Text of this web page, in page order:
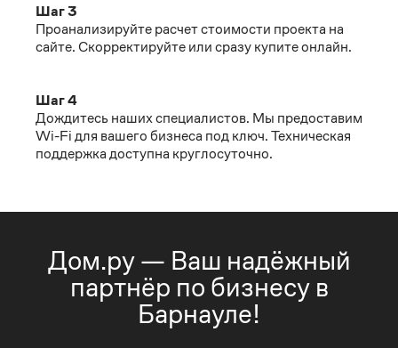
Шаг 3
Проанализируйте расчет стоимости проекта на
сайте. Скорректируйте или сразу купите онлайн.
Шаг 4
Дождитесь наших специалистов. Мы предоставим
Wi-Fi для вашего бизнеса под ключ. Техническая
поддержка доступна круглосуточно.
Дом.ру — Ваш надёжный
партнёр по бизнесу в
Барнауле!